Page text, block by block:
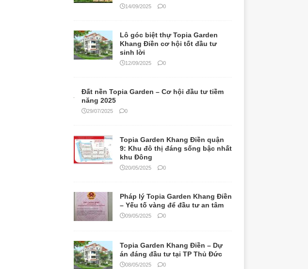
14/09/2025 0
Lô góc biệt thự Topia Garden
Khang Điền cơ hội tốt đầu tư
sinh lời
12/09/2025 0
Đất nền Topia Garden – Cơ hội đầu tư tiềm
năng 2025
29/07/2025 0
Topia Garden Khang Điền quận
9: Khu đô thị đáng sống bậc nhất
khu Đông
20/05/2025 0
Pháp lý Topia Garden Khang Điền
– Yếu tố vàng để đầu tư an tâm
09/05/2025 0
Topia Garden Khang Điền – Dự
án đáng đầu tư tại TP Thủ Đức
08/05/2025 0